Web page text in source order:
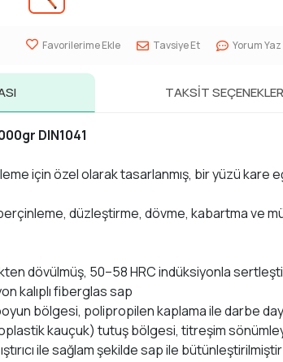
Favorilerime Ekle Tavsiye Et Yorum Yaz
TAKSIT
DIN1041
için özel olarak tasarlanmış, bir yüzü kare
düzleştirme, dövme, kabartma ve
dövülmüş, 50–58 HRC indüksiyonla
kalıplı fiberglas sap
bölgesi, polipropilen kaplama ile darbe
kauçuk) tutuş bölgesi, titreşim
ile sağlam şekilde sap ile bütünleştirilmiştir